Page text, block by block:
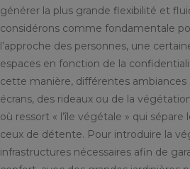
générer la plus grande flexibilité et
considérons comme fondamentale
l’approche des personnes, une
espaces en fonction de la
cette manière, différentes ambiances
écrans, des rideaux ou de la
où ressort « l’île végétale » qui sépare
ceux de détente. Pour introduire la
infrastructures nécessaires afin de